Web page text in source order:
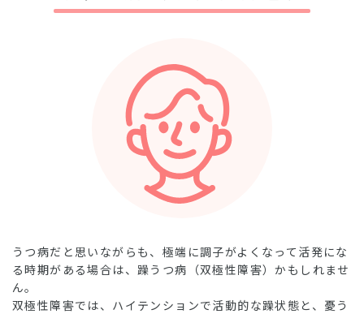
うつ病だと思いながらも、極端に調子がよくなって活発にな
る時期がある場合は、躁うつ病（双極性障害）かもしれませ
ん。
双極性障害では、ハイテンションで活動的な躁状態と、憂う